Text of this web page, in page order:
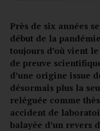
Près de six années
début de la
toujours d’où vient le
de preuve
d’une origine issue
désormais plus la
reléguée comme
accident de
balayée d’un revers